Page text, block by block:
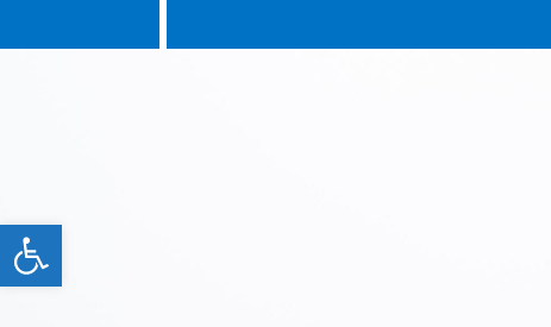
Ouvrir la barre d’outils